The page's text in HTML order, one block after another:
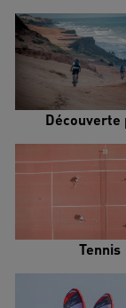
Découverte
Tennis